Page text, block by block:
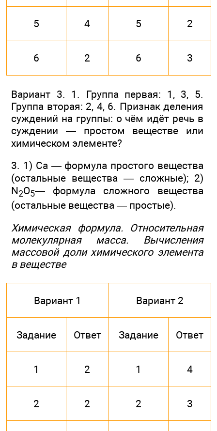
5 4 5 2
6 2 6 3
Вариант 3. 1. Группа первая: 1, 3, 5.
Группа вторая: 2, 4, 6. Признак деления
суждений на группы: о чём идёт речь в
суждении — простом веществе или
химическом элементе?
3. 1) Са — формула простого вещества
(остальные вещества — сложные); 2)
N2O5— формула сложного вещества
(остальные вещества — простые).
Химическая формула. Относительная
молекулярная масса. Вычисления
массовой доли химического элемента
в веществе
Вариант 1 Вариант 2
Задание Ответ Задание Ответ
1 2 1 4
2 2 2 3